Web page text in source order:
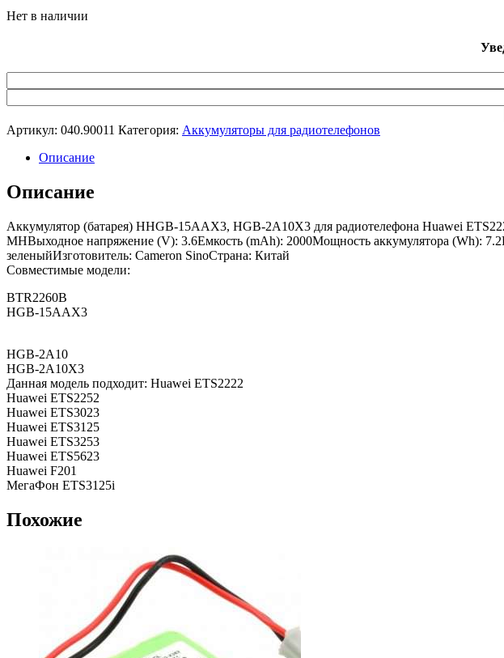
Нет в наличии
Артикул: 040.90011 Категория: Аккумуляторы для радиотелефонов
Описание
Описание
Аккумулятор (батарея) HHGB-15AAX3, HGB-2A10X3 для радиотелефона Huawei
MHВыходное напряжение (V): 3.6Емкость (mAh): 2000Мощность аккумулятора (Wh):
зеленыйИзготовитель: Cameron SinoСтрана: Китай
Совместимые модели:
BTR2260B
HGB-15AAX3
HGB-2A10
HGB-2A10X3
Данная модель подходит: Huawei ETS2222
Huawei ETS2252
Huawei ETS3023
Huawei ETS3125
Huawei ETS3253
Huawei ETS5623
Huawei F201
МегаФон ETS3125i
Похожие